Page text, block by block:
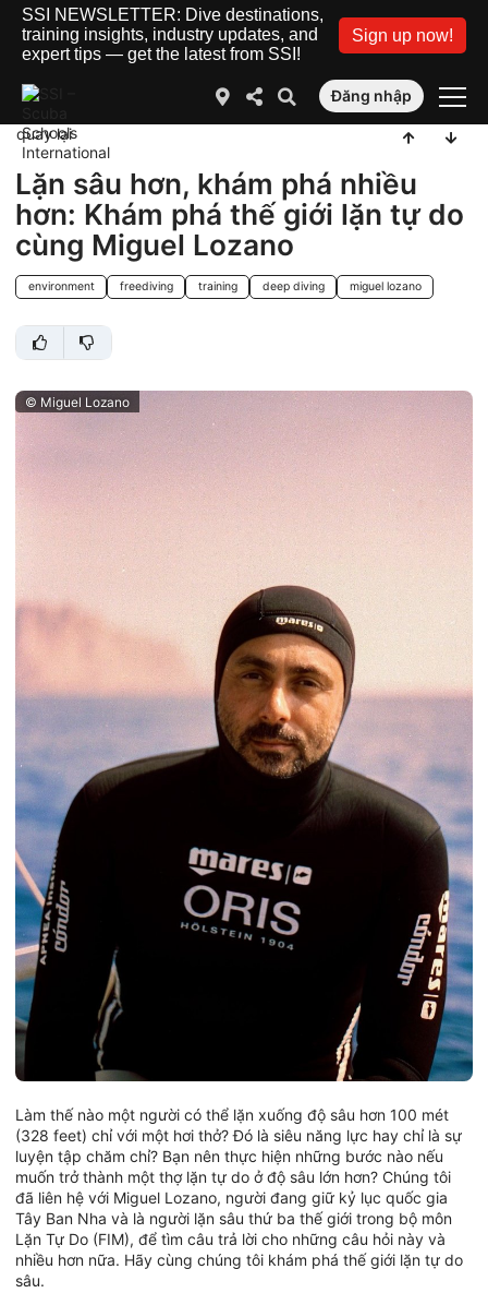
SSI NEWSLETTER: Dive destinations,
training insights, industry updates, and
expert tips — get the latest from SSI!
Sign up now!
Đăng nhập
quay lại
Lặn sâu hơn, khám phá nhiều
hơn: Khám phá thế giới lặn tự do
cùng Miguel Lozano
environment freediving training deep diving miguel lozano
© Miguel Lozano
Làm thế nào một người có thể lặn xuống độ sâu hơn 100 mét
(328 feet) chỉ với một hơi thở? Đó là siêu năng lực hay chỉ là sự
luyện tập chăm chỉ? Bạn nên thực hiện những bước nào nếu
muốn trở thành một thợ lặn tự do ở độ sâu lớn hơn? Chúng tôi
đã liên hệ với Miguel Lozano, người đang giữ kỷ lục quốc gia
Tây Ban Nha và là người lặn sâu thứ ba thế giới trong bộ môn
Lặn Tự Do (FIM), để tìm câu trả lời cho những câu hỏi này và
nhiều hơn nữa. Hãy cùng chúng tôi khám phá thế giới lặn tự do
sâu.